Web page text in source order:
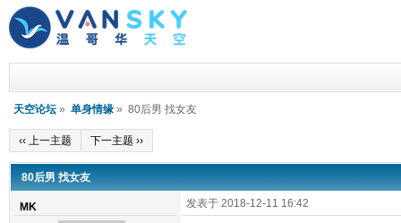
天空论坛 » 单身情缘 » 80后男 找女友
‹‹ 上一主题 下一主题 ››
80后男 找女友
MK 发表于 2018-12-11 16:42